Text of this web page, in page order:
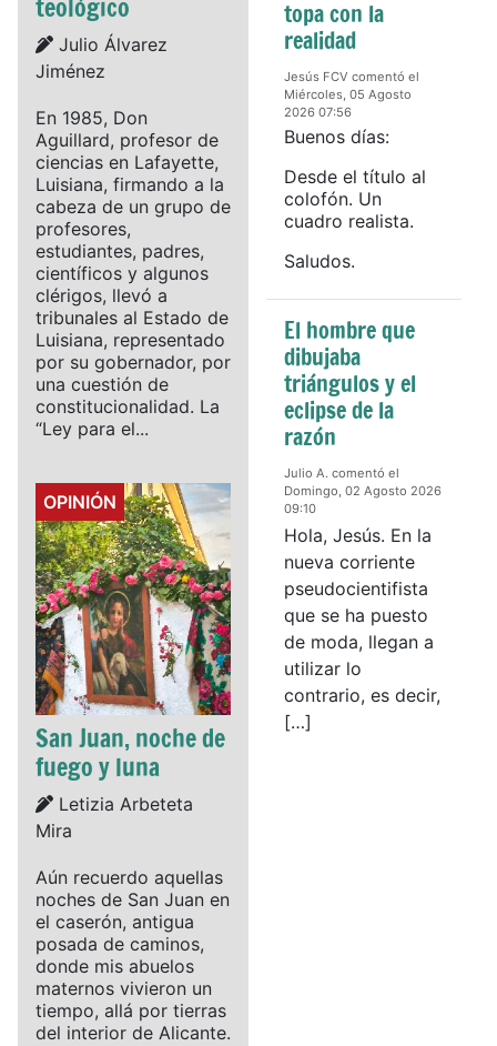
teológico
Details
Julio Álvarez
Jiménez
En 1985, Don
Aguillard, profesor de
ciencias en Lafayette,
Luisiana, firmando a la
cabeza de un grupo de
profesores,
estudiantes, padres,
científicos y algunos
clérigos, llevó a
tribunales al Estado de
Luisiana, representado
por su gobernador, por
una cuestión de
constitucionalidad. La
“Ley para el...
Details
OPINIÓN
San Juan, noche de
fuego y luna
Details
Letizia Arbeteta
Mira
Aún recuerdo aquellas
noches de San Juan en
el caserón, antigua
posada de caminos,
donde mis abuelos
maternos vivieron un
tiempo, allá por tierras
del interior de Alicante.
topa con la
realidad
Jesús FCV comentó el
Miércoles, 05 Agosto
2026 07:56
Buenos días:
Desde el título al
colofón. Un
cuadro realista.
Saludos.
El hombre que
dibujaba
triángulos y el
eclipse de la
razón
Julio A. comentó el
Domingo, 02 Agosto 2026
09:10
Hola, Jesús. En la
nueva corriente
pseudocientifista
que se ha puesto
de moda, llegan a
utilizar lo
contrario, es decir,
[…]